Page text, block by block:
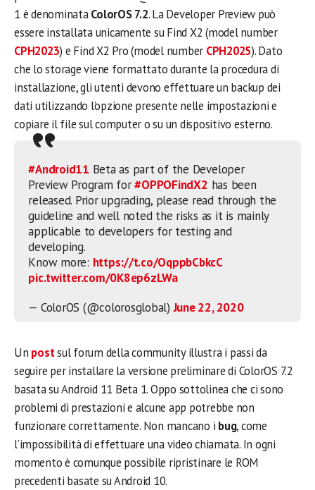
1 è denominataColorOS 7.2. La Developer Preview può
essere installata unicamente su Find X2 (model number
CPH2023) e Find X2 Pro (model number CPH2025). Dato
che lo storage viene formattato durante la procedura di
installazione, gli utenti devono effettuare un backup dei
dati utilizzando l’opzione presente nelle impostazioni e
copiare il file sul computer o su un dispositivo esterno.
#Android11 Beta as part of the Developer
Preview Program for#OPPOFindX2 has been
released. Prior upgrading, please read through the
guideline and well noted the risks as it is mainly
applicable to developers for testing and
developing.
Know more: https://t.co/OqppbCbkcC
pic.twitter.com/0K8ep6zLWa
— ColorOS (@colorosglobal)June 22, 2020
Un postsul forum della community illustra i passi da
seguire per installare la versione preliminare di ColorOS 7.2
basata su Android 11 Beta 1. Oppo sottolinea che ci sono
problemi di prestazioni e alcune app potrebbe non
funzionare correttamente. Non mancano i bug, come
l’impossibilità di effettuare una video chiamata. In ogni
momento è comunque possibile ripristinare le ROM
precedenti basate su Android 10.